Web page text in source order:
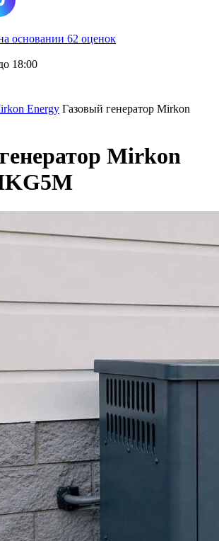
основании 62 оценок
18:00
Energy Газовый генератор Mirkon
Mirkon